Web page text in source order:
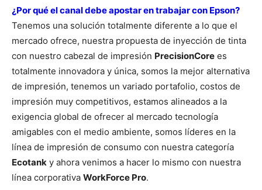
¿Por qué el canal debe apostar en trabajar con Epson?
Tenemos una solución totalmente diferente a lo que el
mercado ofrece, nuestra propuesta de inyección de tinta
con nuestro cabezal de impresión PrecisionCore es
totalmente innovadora y única, somos la mejor alternativa
de impresión, tenemos un variado portafolio, costos de
impresión muy competitivos, estamos alineados a la
exigencia global de ofrecer al mercado tecnología
amigables con el medio ambiente, somos líderes en la
línea de impresión de consumo con nuestra categoría
Ecotank y ahora venimos a hacer lo mismo con nuestra
línea corporativa WorkForce Pro.